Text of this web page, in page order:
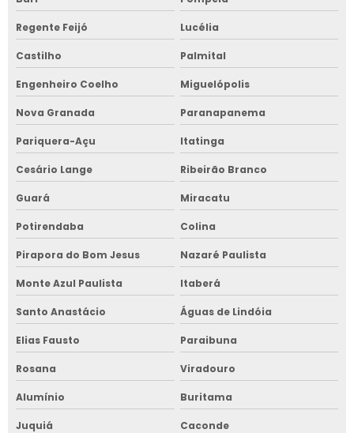
Regente Feijó Lucélia
Castilho Palmital
Engenheiro Coelho Miguelópolis
Nova Granada Paranapanema
Pariquera-Açu Itatinga
Cesário Lange Ribeirão Branco
Guará Miracatu
Potirendaba Colina
Pirapora do Bom Jesus Nazaré Paulista
Monte Azul Paulista Itaberá
Santo Anastácio Águas de Lindóia
Elias Fausto Paraibuna
Rosana Viradouro
Alumínio Buritama
Juquiá Caconde